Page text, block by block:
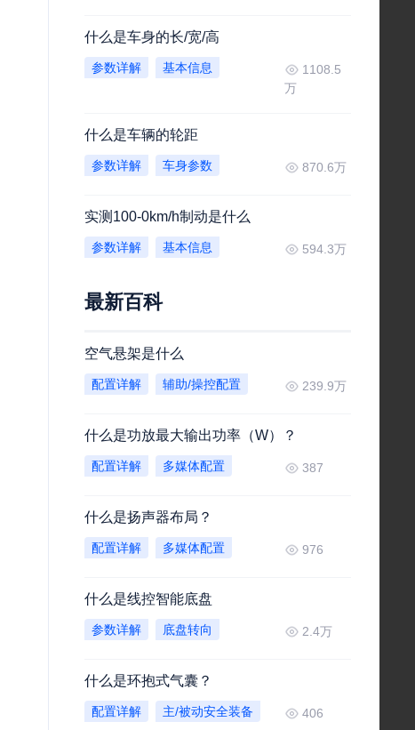
什么是车身的长/宽/高
参数详解 基本信息
1108.5
万
什么是车辆的轮距
参数详解 车身参数 870.6万
实测100-0km/h制动是什么
参数详解 基本信息 594.3万
最新百科
空气悬架是什么
配置详解 辅助/操控配置 239.9万
什么是功放最大输出功率（W）？
配置详解 多媒体配置 387
什么是扬声器布局？
配置详解 多媒体配置 976
什么是线控智能底盘
参数详解 底盘转向 2.4万
什么是环抱式气囊？
配置详解 主/被动安全装备 406